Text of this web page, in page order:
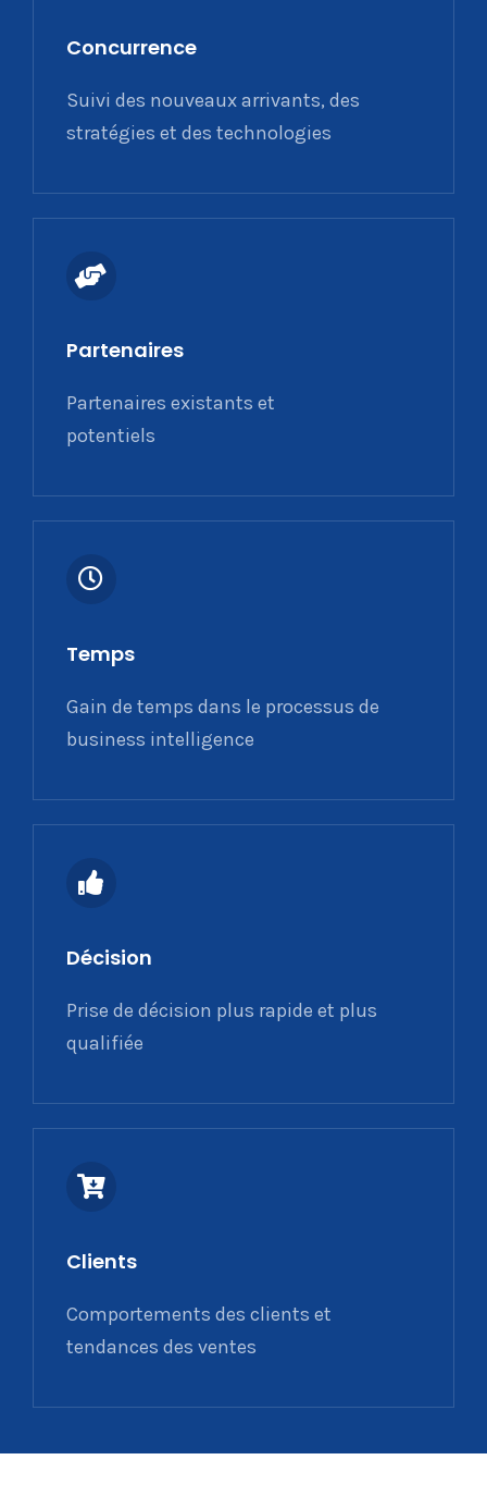
Concurrence
Suivi des nouveaux arrivants, des
stratégies et des technologies
Partenaires
Partenaires existants et
potentiels
Temps
Gain de temps dans le processus de
business intelligence
Décision
Prise de décision plus rapide et plus
qualifiée
Clients
Comportements des clients et
tendances des ventes